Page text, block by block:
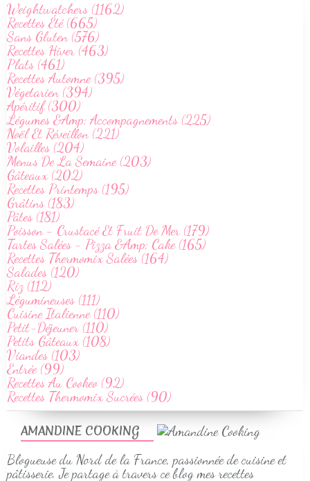
AMANDINE COOKING
Blogueuse du Nord de la France, passionnée de cuisine et
pâtisserie. Je partage à travers ce blog mes recettes
Weightwatchers (1162)
Recettes Été (665)
Sans Gluten (576)
Recettes Hiver (463)
Plats (461)
Recettes Automne (395)
Végetarien (394)
Apéritif (300)
Légumes &Amp; Accompagnements (225)
Noël Et Réveillon (221)
Volailles (204)
Menus De La Semaine (203)
Gâteaux (202)
Recettes Printemps (195)
Grâtins (183)
Pâtes (181)
Poisson - Crustacé Et Fruit De Mer (179)
Tartes Salées - Pizza &Amp; Cake (165)
Recettes Thermomix Salées (164)
Salades (120)
Riz (112)
Légumineuses (111)
Cuisine Italienne (110)
Petit-Déjeuner (110)
Petits Gâteaux (108)
Viandes (103)
Entrée (99)
Recettes Au Cookeo (92)
Recettes Thermomix Sucrées (90)